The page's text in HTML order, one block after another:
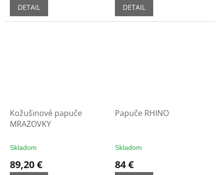
DETAIL DETAIL
Kožušinové papuče
MRAZOVKY
Skladom
89,20 €
Papuče RHINO
Skladom
84 €